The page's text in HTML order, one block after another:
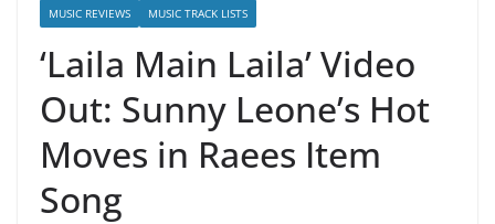
MUSIC REVIEWS MUSIC TRACK LISTS
‘Laila Main Laila’ Video
Out: Sunny Leone’s Hot
Moves in Raees Item
Song